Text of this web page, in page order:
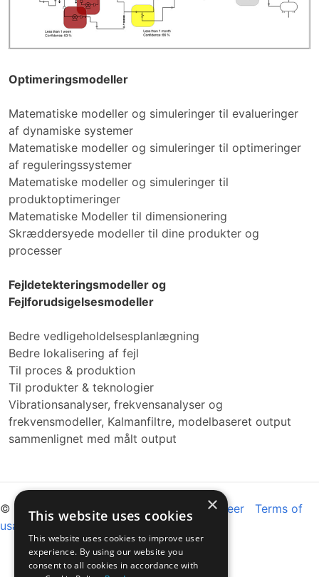
Optimeringsmodeller
Matematiske modeller og simuleringer til evalueringer
af dynamiske systemer
Matematiske modeller og simuleringer til optimeringer
af reguleringssystemer
Matematiske modeller og simuleringer til
produktoptimeringer
Matematiske Modeller til dimensionering
Skræddersyede modeller til dine produkter og
processer
Fejldetekteringsmodeller og
Fejlforudsigelsesmodeller
Bedre vedligeholdelsesplanlægning
Bedre lokalisering af fejl
Til proces & produktion
Til produkter & teknologier
Vibrationsanalyser, frekvensanalyser og
frekvensmodeller, Kalmanfiltre, modelbaseret output
sammenlignet med målt output
© 2026 - VARYC. All rights reserved Career
Terms of
usage
×
This website uses cookies
This website uses cookies to improve user
experience. By using our website you
consent to all cookies in accordance with